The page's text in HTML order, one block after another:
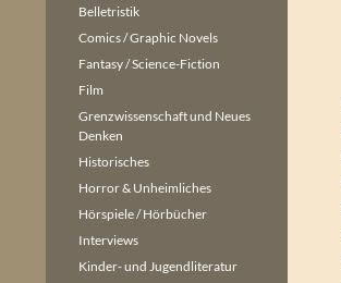
Belletristik
Comics / Graphic Novels
Fantasy / Science-Fiction
Film
Grenzwissenschaft und Neues
Denken
Historisches
Horror & Unheimliches
Hörspiele / Hörbücher
Interviews
Kinder- und Jugendliteratur